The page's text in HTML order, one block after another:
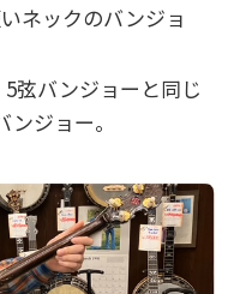
ネックのバンジョ
5弦バンジョーと同じ
ジョー。